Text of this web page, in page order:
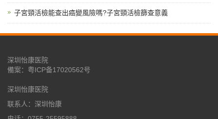
子宮頸活檢能查出癌變風險嗎?子宮頸活檢篩查意義
深圳怡康医院
備案： 粤ICP备17020562号
深圳怡康医院
联系人：深圳怡康